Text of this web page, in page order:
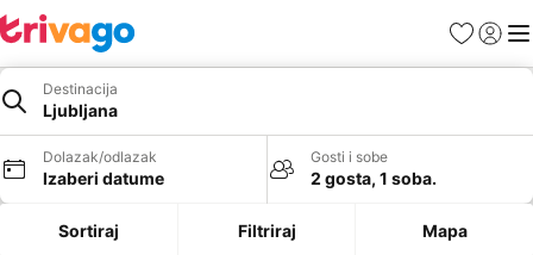
FavoritiPrijavi
Destinacija
Ljubljana
Dolazak/odlazak
Izaberi datume
Gosti i sobe
2 gosta, 1 soba.
Sortiraj Filtriraj Mapa